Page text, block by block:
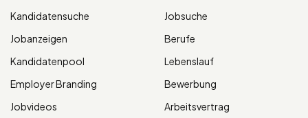
Kandidatensuche
Jobanzeigen
Kandidatenpool
Employer Branding
Jobvideos
Jobsuche
Berufe
Lebenslauf
Bewerbung
Arbeitsvertrag